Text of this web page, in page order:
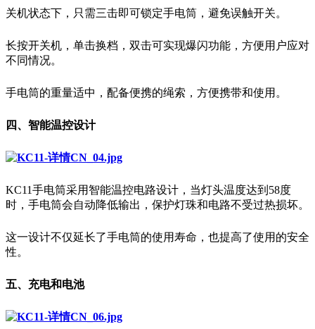
关机状态下，只需三击即可锁定手电筒，避免误触开关。
长按开关机，单击换档，双击可实现爆闪功能，方便用户应对
不同情况。
手电筒的重量适中，配备便携的绳索，方便携带和使用。
四、智能温控设计
KC11手电筒采用智能温控电路设计，当灯头温度达到58度
时，手电筒会自动降低输出，保护灯珠和电路不受过热损坏。
这一设计不仅延长了手电筒的使用寿命，也提高了使用的安全
性。
五、充电和电池